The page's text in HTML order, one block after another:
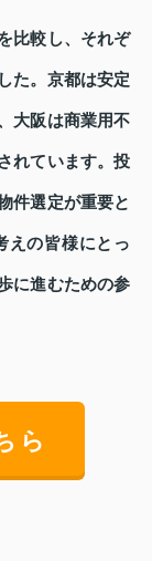
比較し、それぞ
た。京都は安定
大阪は商業用不
れています。投
件選定が重要と
えの皆様にとっ
に進むための参
ら